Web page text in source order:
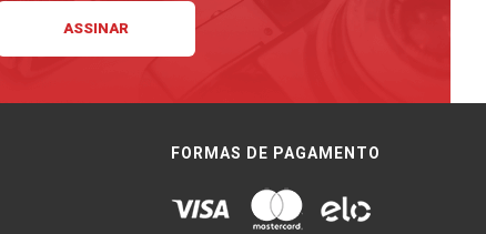
FORMAS DE PAGAMENTO